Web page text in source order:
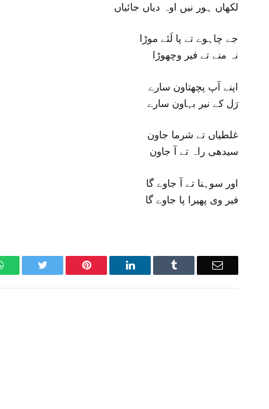
لکھاں ہور نیں اوہ دیاں جائیاں
جے چاہوے تے پا لَئے موڑا
نہ منے تے فیر وچھوڑا
اپنے آپ پچھتاون سارے
رَل کے نیر بہاون سارے
غلطیاں تے شرما جاون
سیدھی راہ تے آ جاون
اور سوہنا تے آ جاوے گا
فیر وی پھیرا پا جاوے گا
WhatsAppTwitter Pinterest LinkedIn Tumblr Email